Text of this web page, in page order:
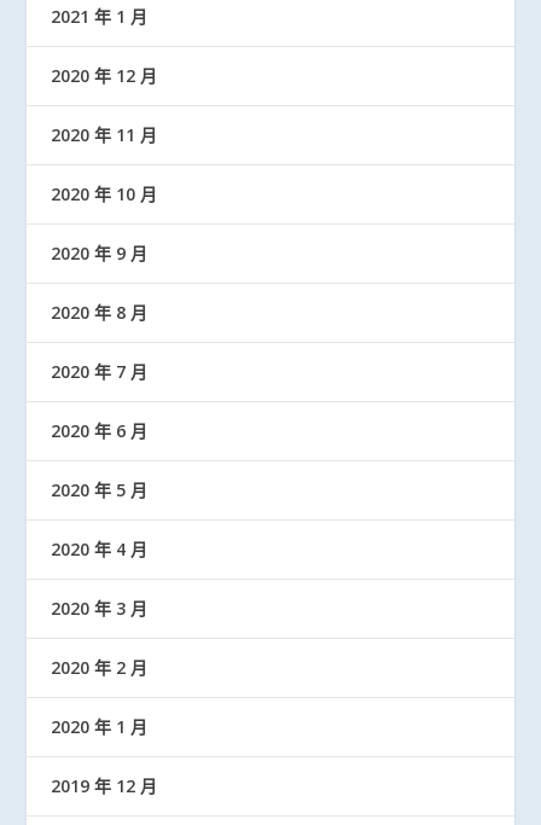
2021 年 1 月
2020 年 12 月
2020 年 11 月
2020 年 10 月
2020 年 9 月
2020 年 8 月
2020 年 7 月
2020 年 6 月
2020 年 5 月
2020 年 4 月
2020 年 3 月
2020 年 2 月
2020 年 1 月
2019 年 12 月